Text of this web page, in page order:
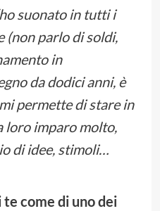
suonato in tutti i
(non parlo di soldi,
in
da dodici anni, è
permette di stare in
loro imparo molto,
di idee, stimoli…
te come di uno dei